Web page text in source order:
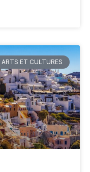
ARTS ET CULTURES